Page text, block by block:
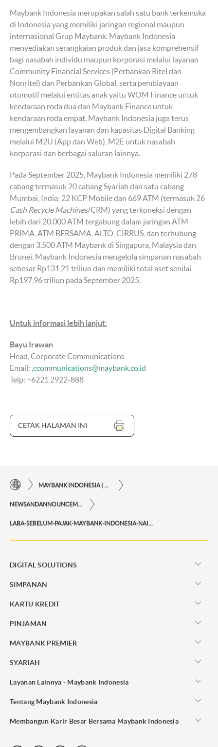
Maybank Indonesia merupakan salah satu bank terkemuka
di Indonesia yang memiliki jaringan regional maupun
internasional Grup Maybank. Maybank Indonesia
menyediakan serangkaian produk dan jasa komprehensif
bagi nasabah individu maupun korporasi melalui layanan
Community Financial Services (Perbankan Ritel dan
Nonritel) dan Perbankan Global, serta pembiayaan
otomotif melalui entitas anak yaitu WOM Finance untuk
kendaraan roda dua dan Maybank Finance untuk
kendaraan roda empat. Maybank Indonesia juga terus
mengembangkan layanan dan kapasitas Digital Banking
melalui M2U (App dan Web), M2E untuk nasabah
korporasi dan berbagai saluran lainnya.
Pada September 2025, Maybank Indonesia memiliki 278
cabang termasuk 20 cabang Syariah dan satu cabang
Mumbai, India; 22 KCP Mobile dan 669 ATM (termasuk 26
Cash Recycle Machines/CRM) yang terkoneksi dengan
lebih dari 20.000 ATM tergabung dalam jaringan ATM
PRIMA, ATM BERSAMA, ALTO, CIRRUS, dan terhubung
dengan 3.500 ATM Maybank di Singapura, Malaysia dan
Brunei. Maybank Indonesia mengelola simpanan nasabah
sebesar Rp131,21 triliun dan memiliki total aset senilai
Rp197,96 triliun pada September 2025.
Untuk informasi lebih lanjut:
Bayu Irawan
Head, Corporate Communications
Email: ccommunications@maybank.co.id
Telp: +6221 2922-888
CETAK HALAMAN INI
DIGITAL SOLUTIONS
SIMPANAN
KARTU KREDIT
PINJAMAN
MAYBANK PREMIER
SYARIAH
Layanan Lainnya - Maybank Indonesia
Tentang Maybank Indonesia
Membangun Karir Besar Bersama Maybank Indonesia